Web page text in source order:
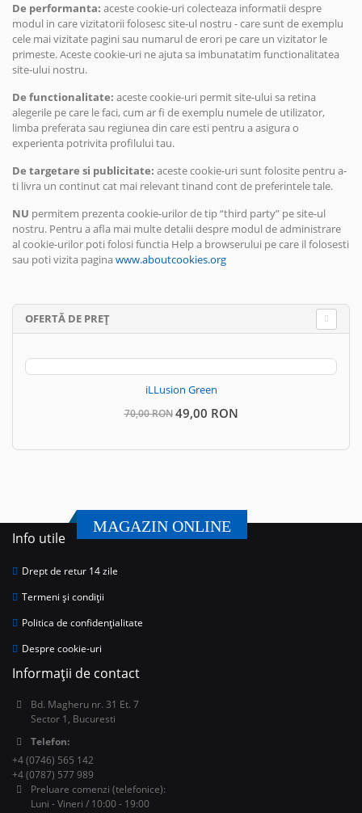
De performanta: aceste cookie-uri colecteaza informatii despre
modul in care vizitatorii folosesc site-ul nostru - care sunt de exemplu
cele mai vizitate pagini sau numarul de erori pe care un vizitator le
primeste. Aceste cookie-uri ne ajuta sa imbunatatim functionalitatea
site-ului nostru.
De functionalitate: aceste cookie-uri permit site-ului sa retina
alegerile pe care le faci, cum ar fi de exemplu numele de utilizator,
limba preferata sau regiunea din care esti pentru a asigura o
experienta potrivita profilului tau.
De targetare si publicitate: aceste cookie-uri sunt folosite pentru a-
ti livra un continut cat mai relevant tinand cont de preferintele tale.
NU permitem prezenta cookie-urilor de tip “third party” pe site-ul
nostru. Pentru a afla mai multe detalii despre modul de administrare
al cookie-urilor poti folosi functia Help a browserului pe care il folosesti
sau poti vizita pagina www.aboutcookies.org
OFERTĂ DE PREȚ
iLLusion Green
70,00 RON 49,00 RON
MAGAZIN ONLINE
Info utile
Drept de retur 14 zile
Termeni și condiții
Politica de confidențialitate
Despre cookie-uri
Informații de contact
Bd. Magheru nr. 31 Et. 7
Sector 1, Bucuresti
Telefon:
+4 (0746) 565 142
+4 (0787) 577 989
Preluare comenzi (telefonice):
Luni - Vineri / 10:00 - 19:00